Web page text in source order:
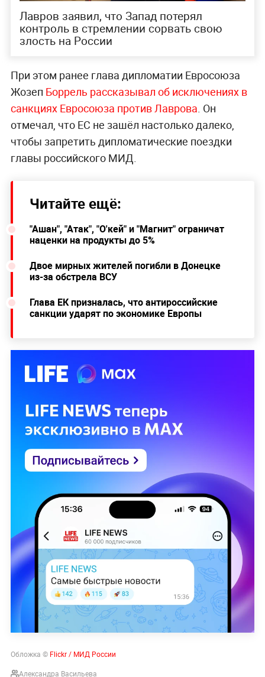
Лавров заявил, что Запад потерял
контроль в стремлении сорвать свою
злость на России
При этом ранее глава дипломатии Евросоюза
Жозеп Боррель рассказывал об исключениях в
санкциях Евросоюза против Лаврова. Он
отмечал, что ЕС не зашёл настолько далеко,
чтобы запретить дипломатические поездки
главы российского МИД.
Читайте ещё:
"Ашан", "Атак", "О'кей" и "Магнит" ограничат
наценки на продукты до 5%
Двое мирных жителей погибли в Донецке
из-за обстрела ВСУ
Глава ЕК призналась, что антироссийские
санкции ударят по экономике Европы
Обложка © Flickr / МИД России
Александра Васильева